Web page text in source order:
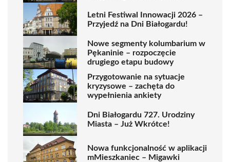
Letni Festiwal Innowacji 2026 –
Przyjedź na Dni Białogardu!
Nowe segmenty kolumbarium w
Pękaninie – rozpoczęcie
drugiego etapu budowy
Przygotowanie na sytuacje
kryzysowe – zachęta do
wypełnienia ankiety
Dni Białogardu 727. Urodziny
Miasta – Już Wkrótce!
Nowa funkcjonalność w aplikacji
mMieszkaniec – Migawki